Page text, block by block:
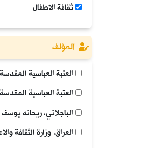
ثقافة الاطفال